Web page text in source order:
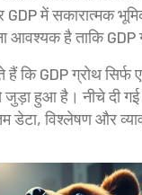
GDP में सकारात्मक
आवश्यक है ताकि
कि GDP ग्रोथ सिर्फ
हुआ है। नीचे दी गई
डेटा, विश्लेषण और